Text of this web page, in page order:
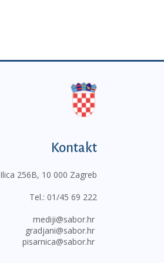
Kontakt
Ilica 256B, 10 000 Zagreb
Tel.: 01/45 69 222
mediji@sabor.hr
gradjani@sabor.hr
pisarnica@sabor.hr